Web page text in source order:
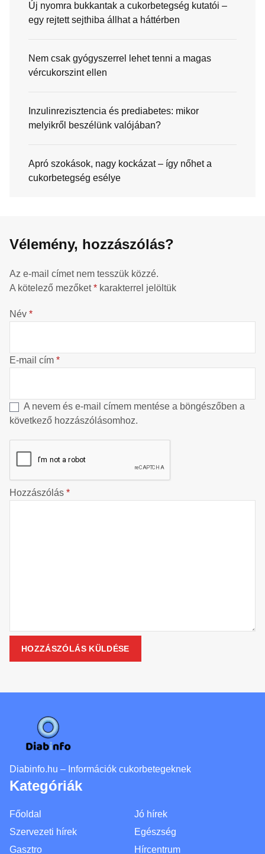
Új nyomra bukkantak a cukorbetegség kutatói –
egy rejtett sejthiba állhat a háttérben
Nem csak gyógyszerrel lehet tenni a magas
vércukorszint ellen
Inzulinrezisztencia és prediabetes: mikor
melyikről beszélünk valójában?
Apró szokások, nagy kockázat – így nőhet a
cukorbetegség esélye
Vélemény, hozzászólás?
Az e-mail címet nem tesszük közzé.
A kötelező mezőket* karakterrel jelöltük
Név *
E-mail cím *
A nevem és e-mail címem mentése a böngészőben a
következő hozzászólásomhoz.
Hozzászólás *
Diabinfo.hu – Információk cukorbetegeknek
Kategóriák
Főoldal
Jó hírek
Szervezeti hírek
Egészség
Gasztro
Hírcentrum